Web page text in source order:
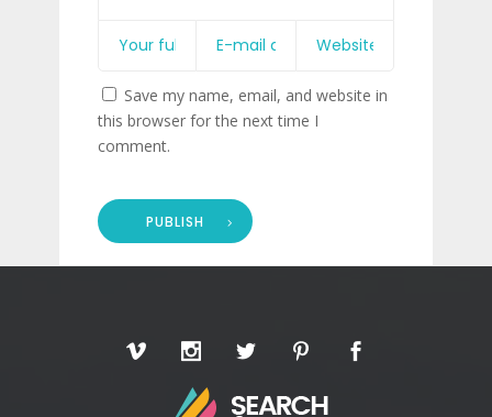
Save my name, email, and website in
this browser for the next time I
comment.
PUBLISH